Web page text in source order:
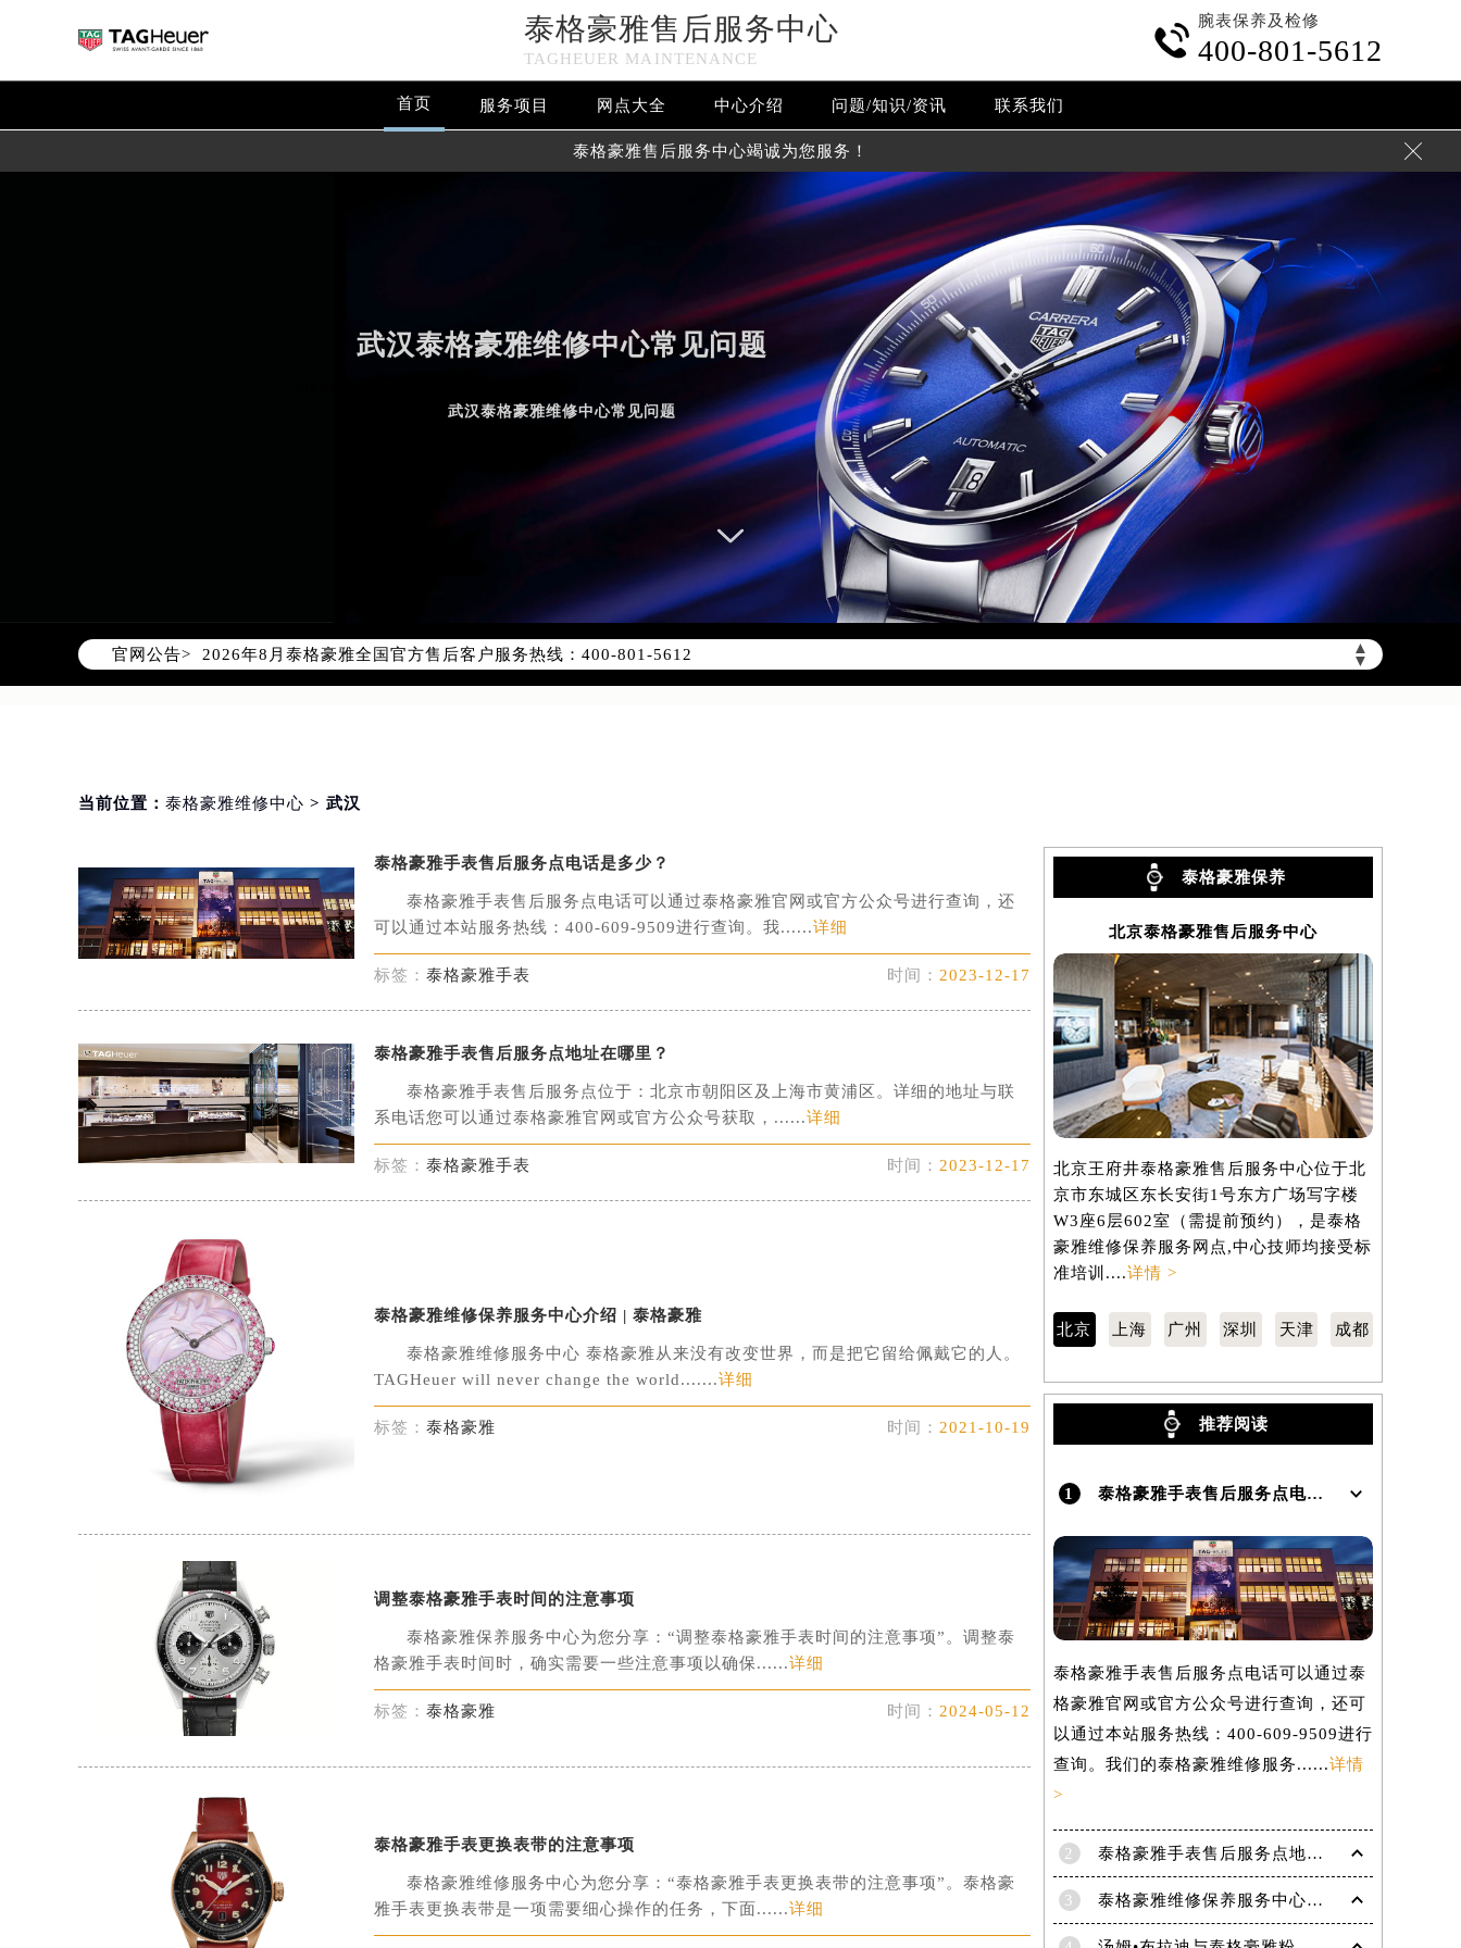
泰格豪雅售后服务中心
TAGHEUER MAINTENANCE

腕表保养及检修
400-801-5612
首页 服务项目 网点大全 中心介绍 问题/知识/资讯 联系我们
泰格豪雅售后服务中心竭诚为您服务！ 
武汉泰格豪雅维修中心常见问题
武汉泰格豪雅维修中心常见问题
官网公告> ▲
▼
2026年8月泰格豪雅中国区售后服务网络优化升级公告
2026年8月泰格豪雅全国官方售后客户服务热线：400-801-5612
泰格豪雅官方全国统一服务热线400-801-5612，服务覆盖中国大陆、香港、澳门、台湾全部区域（非大陆需加拨“+86”）
2026年8月泰格豪雅售后服务中心最新网点地址：
上海市徐汇区虹桥路3号港汇中心写字楼2座37层3705室（需提前预约）
南京市秦淮区中山南路1号（新街口）南京中心写字楼22层C1-1室（需提前预约）
常州市新北区龙锦路1590号现代传媒中心写字楼5号楼10层1008室（需提前预约）
徐州市鼓楼区淮海东路29号苏宁广场IFC国际金融中心写字楼35层3508室（需提前预约）
扬州市邗江区国展路29号星耀天地写字楼1号楼18层1803室（需提前预约）
宁波市江北区大闸南路500号来福士广场办公楼20层2009室（需提前预约）
杭州市上城区钱江路1366号华润大厦写字楼A座5层503-5室（需提前预约）
金华市金东区东市南街777号金华万达广场写字楼4号楼22层2209室（需提前预约）
绍兴市越城区胜利东路379号世茂天际中心写字楼8层805室（需提前预约）
嘉兴市南湖区广益路705号嘉兴世界贸易中心写字楼A座13层1304室（需提前预约）
南昌市红谷滩新区红谷中大道998号绿地双子塔（中央广场）A1座办公楼14层07室（需提前预约）
广州市天河区天河路230号万菱汇国际中心写字楼A塔7层704室（需提前预约）
广州市越秀区环市东路371-375号世界贸易中心大厦南塔写字楼15层07室（需提前预约）
深圳市罗湖区深南东路5001号华润大厦写字楼17层1701室（需提前预约）
惠州市惠城区江北文昌一路7号华贸大厦写字楼1座30层05室（需提前预约）
厦门市思明区湖滨东路95号华润大厦写字楼B座11层1104室（需提前预约）
福州市鼓楼区五四路128-1号恒力城写字楼15层03室（需提前预约）
成都市锦江区人民东路6号SAC东原中心写字楼24层2406B室（需提前预约）
重庆市江北区观音桥步行街2号融恒时代广场写字楼9层902室（需提前预约）
郑州市二七区铭功路10号华润大厦写字楼29层2905室（需提前预约）
太原市迎泽区解放路15号亨得利名表服务中心（品牌授权店）3层整层（需提前预约）
沈阳市沈河区中街路137号亨得利名表服务中心（品牌授权店）1层整层（需提前预约）
沈阳市沈河区中街路83号亨得利名表服务中心（品牌授权店）1层整层（需提前预约）
乌鲁木齐市天山区红山路26号时代广场（CCMALL）C座17层17-B（需提前预约）
温州市鹿城区锦绣路1067号置信广场10层1015室（需提前预约）
哈尔滨市道里区友谊西路600号富力中心T2座写字楼29层03室（需提前预约）
东莞市东城街道鸿福东路1号民盈国贸中心T1写字楼9层907室（需提前预约）
无锡市梁溪区人民中路139号恒隆广场写字楼1座11层1104室（需提前预约）
南通市崇川区工农路57号圆融广场写字楼16层1603室（需提前预约）
苏州市苏州工业园区星港街199号苏州中心办公楼C座22层08室（需提前预约）
武汉市江汉区解放大道686号世界贸易大厦38层09室（需提前预约）
当前位置： 泰格豪雅维修中心 > 武汉
泰格豪雅手表售后服务点电话是多少？
泰格豪雅手表售后服务点电话可以通过泰格豪雅官网或官方公众号进行查询，还
可以通过本站服务热线：400-609-9509进行查询。我......详细
标签： 泰格豪雅手表 时间： 2023-12-17
泰格豪雅手表售后服务点地址在哪里？
泰格豪雅手表售后服务点位于：北京市朝阳区及上海市黄浦区。详细的地址与联
系电话您可以通过泰格豪雅官网或官方公众号获取，......详细
标签： 泰格豪雅手表 时间： 2023-12-17
泰格豪雅维修保养服务中心介绍 | 泰格豪雅
泰格豪雅维修服务中心 泰格豪雅从来没有改变世界，而是把它留给佩戴它的人。
TAGHeuer will never change the world.......详细
标签： 泰格豪雅 时间： 2021-10-19
调整泰格豪雅手表时间的注意事项
泰格豪雅保养服务中心为您分享：“调整泰格豪雅手表时间的注意事项”。调整泰
格豪雅手表时间时，确实需要一些注意事项以确保......详细
标签： 泰格豪雅 时间： 2024-05-12
泰格豪雅手表更换表带的注意事项
泰格豪雅维修服务中心为您分享：“泰格豪雅手表更换表带的注意事项”。泰格豪
雅手表更换表带是一项需要细心操作的任务，下面......详细
泰格豪雅保养
北京泰格豪雅售后服务中心
北京王府井泰格豪雅售后服务中心位于北
京市东城区东长安街1号东方广场写字楼
W3座6层602室（需提前预约），是泰格
豪雅维修保养服务网点,中心技师均接受标
准培训....详情 >
北京 上海 广州 深圳 天津 成都
推荐阅读
1 泰格豪雅手表售后服务点电话是多少？
泰格豪雅手表售后服务点电话可以通过泰
格豪雅官网或官方公众号进行查询，还可
以通过本站服务热线：400-609-9509进行
查询。我们的泰格豪雅维修服务......详情
>
2 泰格豪雅手表售后服务点地址在哪里？
3 泰格豪雅维修保养服务中心介绍 | 泰格豪雅